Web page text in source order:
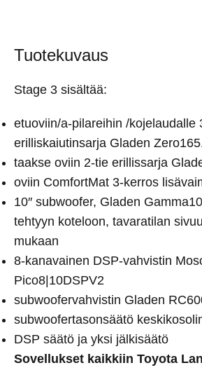
Tuotekuvaus
Stage 3 sisältää:
etuoviin/a-pilareihin /kojelaudalle
erilliskaiutinsarja Gladen
taakse oviin 2-tie erillissarja
oviin ComfortMat 3-kerros
10″ subwoofer, Gladen
tehtyyn koteloon, tavaratilan
mukaan
8-kanavainen DSP-vahvistin
Pico8|10DSPV2
subwoofervahvistin Gladen
subwoofertasonsäätö
DSP säätö ja yksi jälkisäätö
Sovellukset kaikkiin Toyota